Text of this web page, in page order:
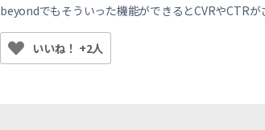
beyondでもそういった機能ができるとCVRやCTRが
いいね！ +2人